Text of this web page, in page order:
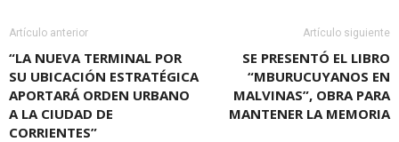
Artículo anterior
“LA NUEVA TERMINAL POR
SU UBICACIÓN ESTRATÉGICA
APORTARÁ ORDEN URBANO
A LA CIUDAD DE
CORRIENTES”
Artículo siguiente
SE PRESENTÓ EL LIBRO
“MBURUCUYANOS EN
MALVINAS”, OBRA PARA
MANTENER LA MEMORIA